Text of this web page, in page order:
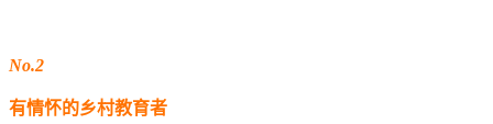
No.2
有情怀的乡村教育者